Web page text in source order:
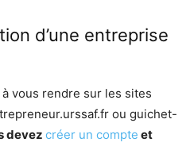
d’une entreprise
vous rendre sur les sites
ou guichet-
devez créer un compte et